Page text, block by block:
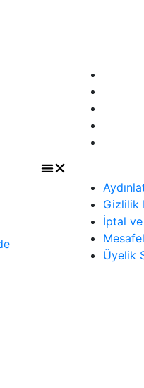
Gizlilik
İptal
Üyelik